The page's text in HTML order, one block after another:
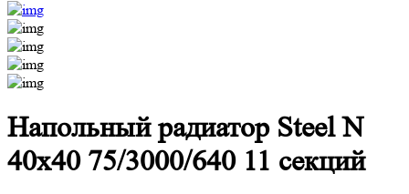
Напольный радиатор Steel N
40х40 75/3000/640 11 секций